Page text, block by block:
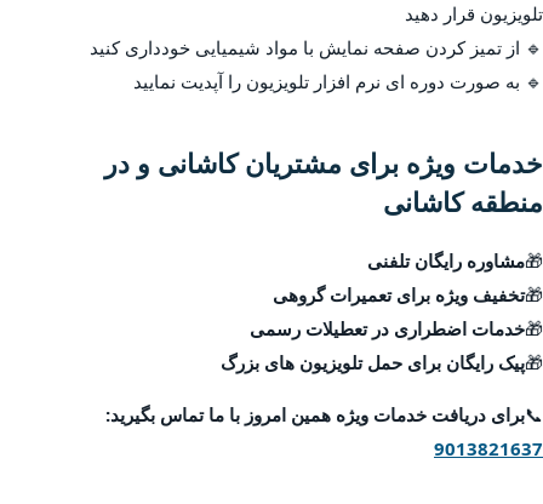
تلویزیون قرار دهید
🔹 از تمیز کردن صفحه نمایش با مواد شیمیایی خودداری کنید
🔹 به صورت دوره ای نرم افزار تلویزیون را آپدیت نمایید
خدمات ویژه برای مشتریان کاشانی و در
منطقه کاشانی
🎁مشاوره رایگان تلفنی
🎁تخفیف ویژه برای تعمیرات گروهی
🎁خدمات اضطراری در تعطیلات رسمی
🎁پیک رایگان برای حمل تلویزیون های بزرگ
📞برای دریافت خدمات ویژه همین امروز با ما تماس بگیرید:
9013821637